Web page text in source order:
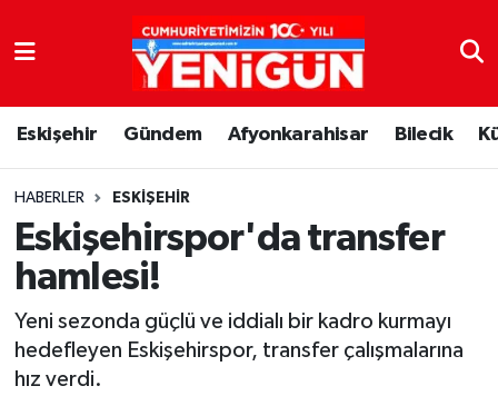
Eskişehir Gündem Afyonkarahisar Bilecik
HABERLER ESKIŞEHIR
Eskişehirspor'da transfer
hamlesi!
Yeni sezonda güçlü ve iddialı bir kadro kurmayı
hedefleyen Eskişehirspor, transfer çalışmalarına
hız verdi.
Nöbetçi Eczaneler
Hava Durumu
Trafik Durumu
Süper Lig Puan Durumu ve Fikstür
Tüm Manşetler
Son Dakika Haberleri